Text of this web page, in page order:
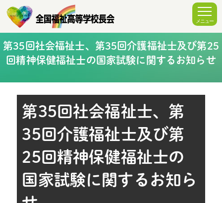
第35回社会福祉士、第35回介護福祉士及び第25
回精神保健福祉士の国家試験に関するお知らせ
第35回社会福祉士、第
35回介護福祉士及び第
25回精神保健福祉士の
国家試験に関するお知ら